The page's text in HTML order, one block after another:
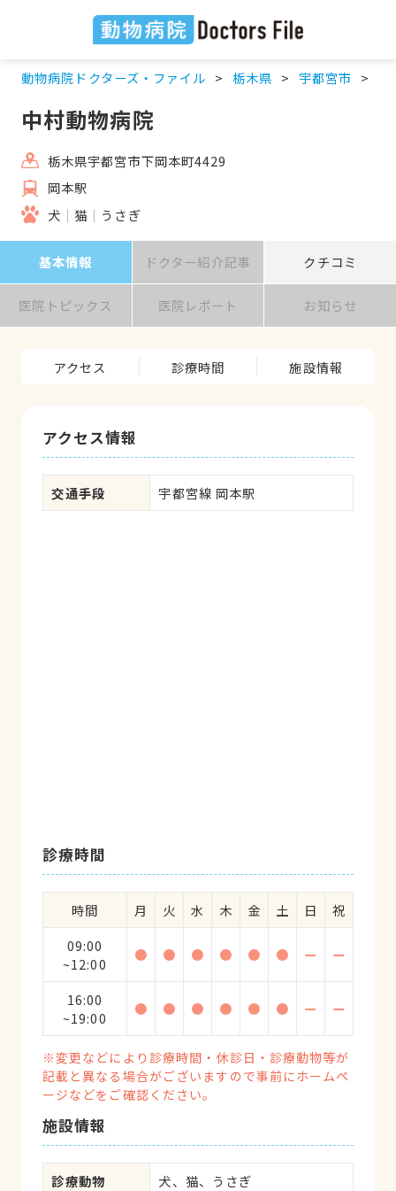
動物病院ドクターズ・ファイル 栃木県 宇都宮市
中村動物病院
栃木県宇都宮市下岡本町4429
岡本駅
犬
猫 うさぎ
基本情報 ドクター紹介記事 クチコミ
医院トピックス 医院レポート お知らせ
アクセス 診療時間 施設情報
アクセス情報
交通手段 宇都宮線 岡本駅
診療時間
時間 月 火 水 木 金 土 日
祝
09:00
~12:00
● ● ● ● ● ● ー ー
16:00
~19:00
● ● ● ● ● ● ー ー
※変更などにより診療時間・休診日・診療動物等が
記載と異なる場合がございますので事前にホームペ
ージなどをご確認ください。
施設情報
診療動物
犬、猫、うさぎ